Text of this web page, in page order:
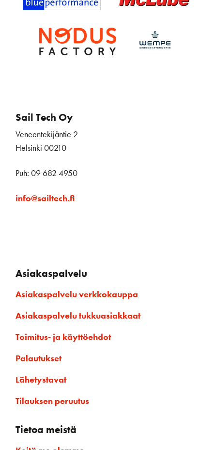
Sail Tech Oy
Veneentekijäntie 2
Helsinki 00210
Puh: 09 682 4950
info@sailtech.fi
Asiakaspalvelu
Asiakaspalvelu verkkokauppa
Asiakaspalvelu tukkuasiakkaat
Toimitus- ja käyttöehdot
Palautukset
Lähetystavat
Tilauksen peruutus
Tietoa meistä